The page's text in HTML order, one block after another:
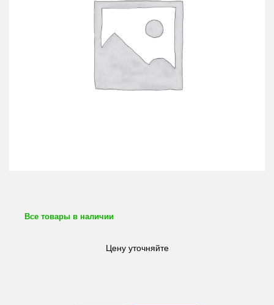
Все товары в наличии
Цену уточняйте